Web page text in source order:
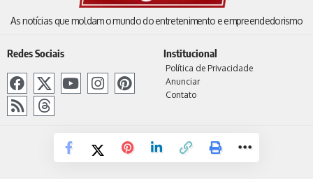
As notícias que moldam o mundo do entretenimento e empreendedorismo
Redes Sociais Institucional
Política de Privacidade
Anunciar
Contato